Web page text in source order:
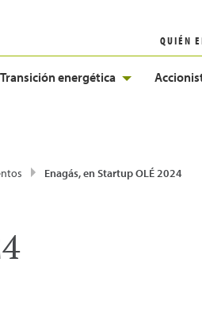
QUIÉN
Transición energética
Enagás, en Startup OLÉ 2024